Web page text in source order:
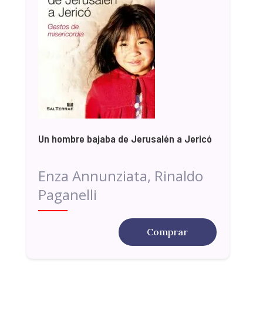
Un hombre bajaba de Jerusalén a Jericó
Enza Annunziata, Rinaldo
Paganelli
Comprar